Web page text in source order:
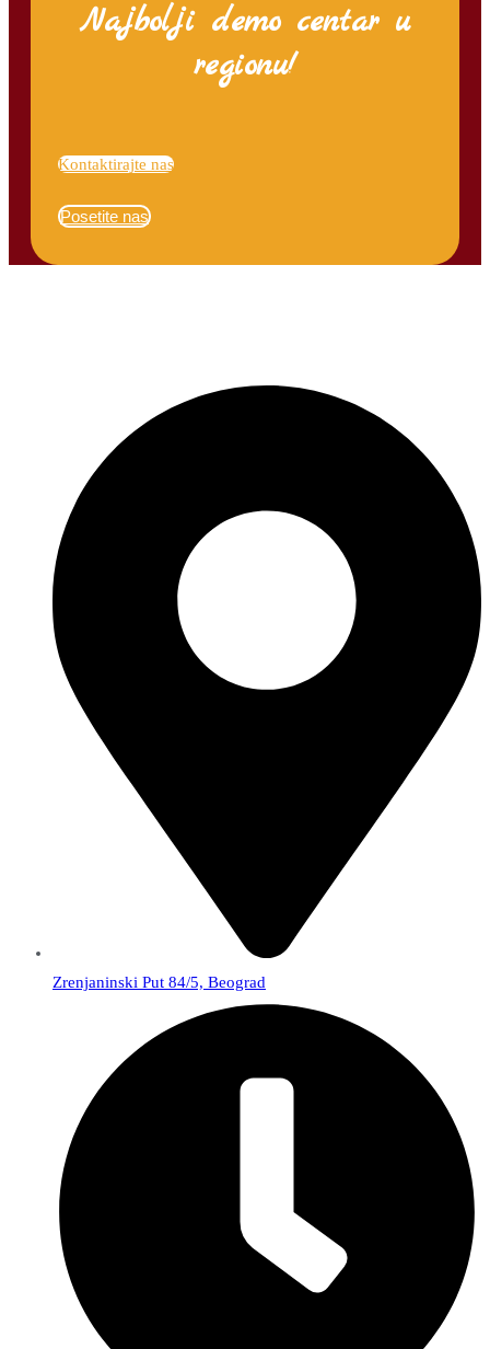
Najbolji demo centar u
regionu!
Kontaktirajte nas
Posetite nas
Zrenjaninski Put 84/5, Beograd